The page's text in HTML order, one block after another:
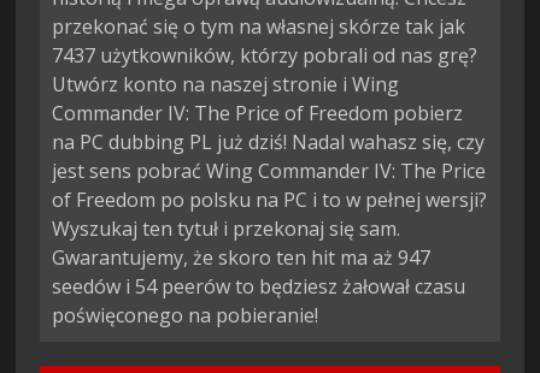
przekonać się o tym na własnej skórze tak jak
7437 użytkowników, którzy pobrali od nas grę?
Utwórz konto na naszej stronie i Wing
Commander IV: The Price of Freedom pobierz
na PC dubbing PL już dziś! Nadal wahasz się, czy
jest sens pobrać Wing Commander IV: The Price
of Freedom po polsku na PC i to w pełnej wersji?
Wyszukaj ten tytuł i przekonaj się sam.
Gwarantujemy, że skoro ten hit ma aż 947
seedów i 54 peerów to będziesz żałował czasu
poświęconego na pobieranie!